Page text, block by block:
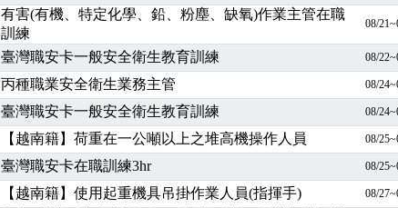
2026/04/24【製程安全評估人員】開課囉
2025/11/11
2025/11/10【中心公告】因應颱風來襲，若遇停班停課消息 補課及測驗
2025/10/30【進修課程】2026年，課程意見蒐集~
2025/08/20 【進修課程】SDS格式百百種？專業講師帶您判斷正確性！
2025/08/12【中心公告】因應颱風來襲，若遇停班停課消息 補課及測
2025/07/06 【中心公告】颱風假114/07/07停班停課
2025/06/06 【進修課程】～～前導課程看這邊推出囉～～
2025/05/29 【進修課程】前導課程推出公告！
有害(有機、特定化學、鉛、粉塵、缺氧)作業主管在職
訓練
08/
臺灣職安卡一般安全衛生教育訓練 08/
丙種職業安全衛生業務主管 08/
臺灣職安卡一般安全衛生教育訓練 08/
【越南籍】荷重在一公噸以上之堆高機操作人員 08/
臺灣職安卡在職訓練3hr 08/
【越南籍】使用起重機具吊掛作業人員(指揮手) 08/